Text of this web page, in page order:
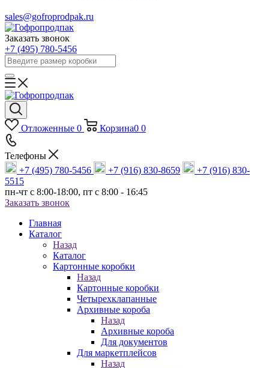
sales@gofroprodpak.ru
Заказать звонок
+7 (495) 780-5456
Отложенные 0 Корзина0 0
Телефоны
+7 (495) 780-5456
+7 (916) 830-8659
+7 (916) 830-
5515
пн-чт c 8:00-18:00, пт с 8:00 - 16:45
Заказать звонок
Главная
Каталог
Назад
Каталог
Картонные коробки
Назад
Картонные коробки
Четырехклапанные
Архивные короба
Назад
Архивные короба
Для документов
Для маркетплейсов
Назад